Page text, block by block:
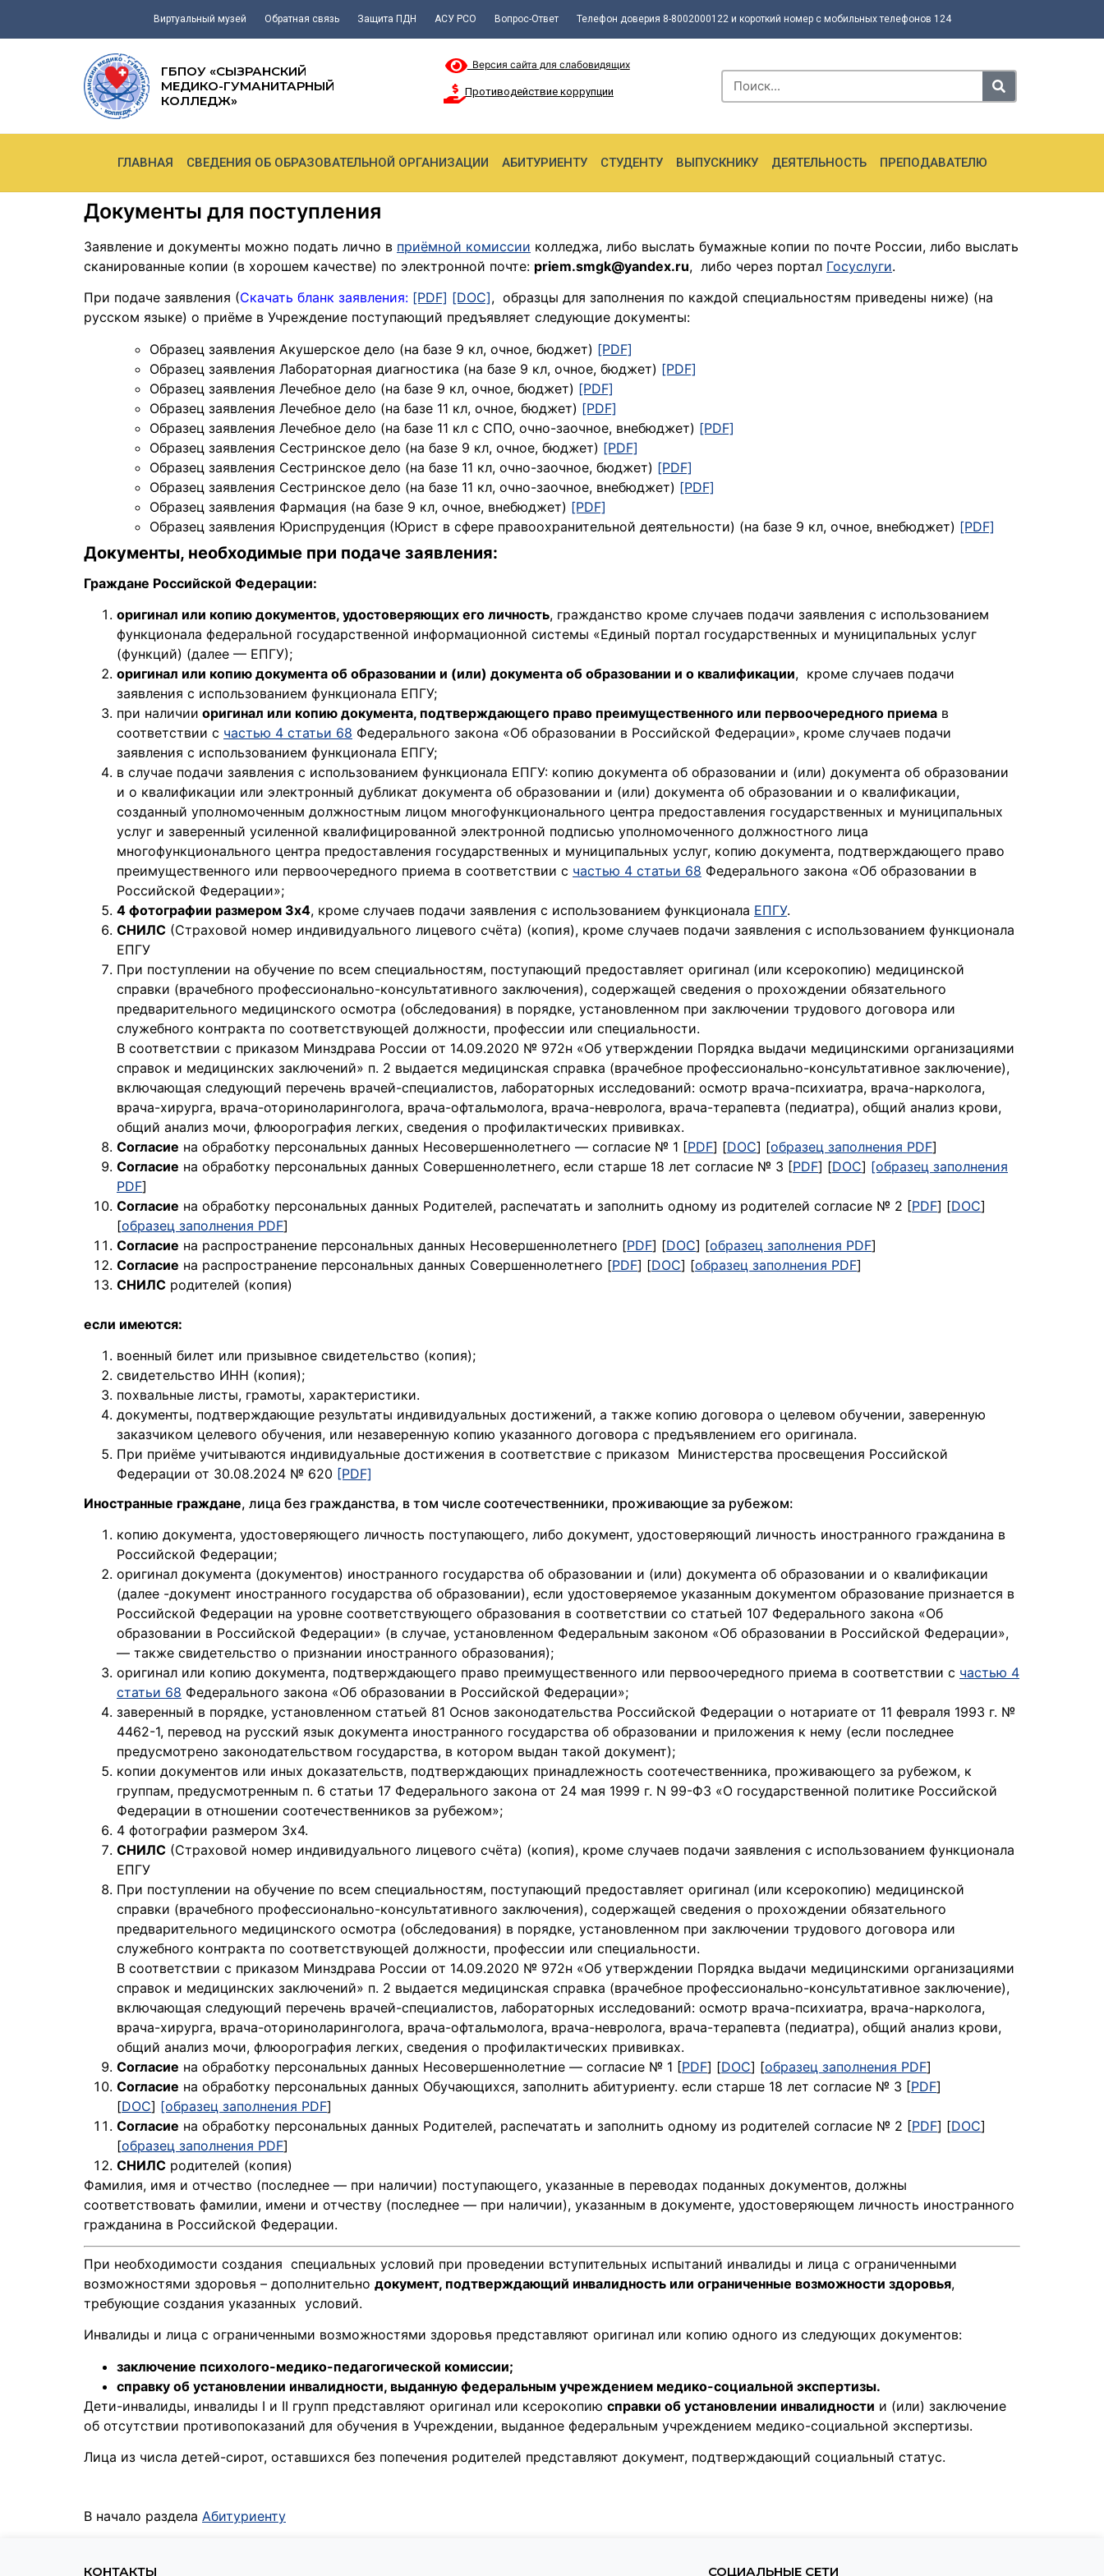
Виртуальный музей Обратная связь Защита ПДН АСУ РСО Вопрос-Ответ Телефон доверия 8-8002000122 и короткий номер с мобильных телефонов 124
ГБПОУ «СЫЗРАНСКИЙ
МЕДИКО-ГУМАНИТАРНЫЙ
КОЛЛЕДЖ»
Версия сайта для слабовидящих
Противодействие коррупции
ГЛАВНАЯ СВЕДЕНИЯ ОБ ОБРАЗОВАТЕЛЬНОЙ ОРГАНИЗАЦИИ АБИТУРИЕНТУ СТУДЕНТУ ВЫПУСКНИКУ ДЕЯТЕЛЬНОСТЬ ПРЕПОДАВАТЕЛЮ
Документы для поступления
Заявление и документы можно подать лично в приёмной комиссии колледжа, либо выслать бумажные копии по почте России, либо выслать
сканированные копии (в хорошем качестве) по электронной почте: priem.smgk@yandex.ru, либо через портал Госуслуги.
При подаче заявления (Скачать бланк заявления: [PDF] [DOC], образцы для заполнения по каждой специальностям приведены ниже) (на
русском языке) о приёме в Учреждение поступающий предъявляет следующие документы:
Образец заявления Акушерское дело (на базе 9 кл, очное, бюджет) [PDF]
Образец заявления Лабораторная диагностика (на базе 9 кл, очное, бюджет) [PDF]
Образец заявления Лечебное дело (на базе 9 кл, очное, бюджет) [PDF]
Образец заявления Лечебное дело (на базе 11 кл, очное, бюджет) [PDF]
Образец заявления Лечебное дело (на базе 11 кл с СПО, очно-заочное, внебюджет) [PDF]
Образец заявления Сестринское дело (на базе 9 кл, очное, бюджет) [PDF]
Образец заявления Сестринское дело (на базе 11 кл, очно-заочное, бюджет) [PDF]
Образец заявления Сестринское дело (на базе 11 кл, очно-заочное, внебюджет) [PDF]
Образец заявления Фармация (на базе 9 кл, очное, внебюджет) [PDF]
Образец заявления Юриспруденция (Юрист в сфере правоохранительной деятельности) (на базе 9 кл, очное, внебюджет) [PDF]
Документы, необходимые при подаче заявления:
Граждане Российской Федерации:
оригинал или копию документов, удостоверяющих его личность, гражданство кроме случаев подачи заявления с использованием
функционала федеральной государственной информационной системы «Единый портал государственных и муниципальных услуг
(функций) (далее — ЕПГУ);
оригинал или копию документа об образовании и (или) документа об образовании и о квалификации, кроме случаев подачи
заявления с использованием функционала ЕПГУ;
при наличии оригинал или копию документа, подтверждающего право преимущественного или первоочередного приема в
соответствии с частью 4 статьи 68 Федерального закона «Об образовании в Российской Федерации», кроме случаев подачи
заявления с использованием функционала ЕПГУ;
в случае подачи заявления с использованием функционала ЕПГУ: копию документа об образовании и (или) документа об образовании
и о квалификации или электронный дубликат документа об образовании и (или) документа об образовании и о квалификации,
созданный уполномоченным должностным лицом многофункционального центра предоставления государственных и муниципальных
услуг и заверенный усиленной квалифицированной электронной подписью уполномоченного должностного лица
многофункционального центра предоставления государственных и муниципальных услуг, копию документа, подтверждающего право
преимущественного или первоочередного приема в соответствии с частью 4 статьи 68 Федерального закона «Об образовании в
Российской Федерации»;
4 фотографии размером 3х4, кроме случаев подачи заявления с использованием функционала ЕПГУ.
СНИЛС (Страховой номер индивидуального лицевого счёта) (копия), кроме случаев подачи заявления с использованием функционала
ЕПГУ
При поступлении на обучение по всем специальностям, поступающий предоставляет оригинал (или ксерокопию) медицинской
справки (врачебного профессионально-консультативного заключения), содержащей сведения о прохождении обязательного
предварительного медицинского осмотра (обследования) в порядке, установленном при заключении трудового договора или
служебного контракта по соответствующей должности, профессии или специальности.
В соответствии с приказом Минздрава России от 14.09.2020 № 972н «Об утверждении Порядка выдачи медицинскими организациями
справок и медицинских заключений» п. 2 выдается медицинская справка (врачебное профессионально-консультативное заключение),
включающая следующий перечень врачей-специалистов, лабораторных исследований: осмотр врача-психиатра, врача-нарколога,
врача-хирурга, врача-оториноларинголога, врача-офтальмолога, врача-невролога, врача-терапевта (педиатра), общий анализ крови,
общий анализ мочи, флюорография легких, сведения о профилактических прививках.
Согласие на обработку персональных данных Несовершеннолетнего — согласие № 1 [PDF] [DOC] [образец заполнения PDF]
Согласие на обработку персональных данных Совершеннолетнего, если старше 18 лет согласие № 3 [PDF] [DOC] [образец заполнения
PDF]
Согласие на обработку персональных данных Родителей, распечатать и заполнить одному из родителей согласие № 2 [PDF] [DOC]
[образец заполнения PDF]
Согласие на распространение персональных данных Несовершеннолетнего [PDF] [DOC] [образец заполнения PDF]
Согласие на распространение персональных данных Совершеннолетнего [PDF] [DOC] [образец заполнения PDF]
СНИЛС родителей (копия)
если имеются:
военный билет или призывное свидетельство (копия);
свидетельство ИНН (копия);
похвальные листы, грамоты, характеристики.
документы, подтверждающие результаты индивидуальных достижений, а также копию договора о целевом обучении, заверенную
заказчиком целевого обучения, или незаверенную копию указанного договора с предъявлением его оригинала.
При приёме учитываются индивидуальные достижения в соответствие с приказом Министерства просвещения Российской
Федерации от 30.08.2024 № 620 [PDF]
Иностранные граждане, лица без гражданства, в том числе соотечественники, проживающие за рубежом:
копию документа, удостоверяющего личность поступающего, либо документ, удостоверяющий личность иностранного гражданина в
Российской Федерации;
оригинал документа (документов) иностранного государства об образовании и (или) документа об образовании и о квалификации
(далее -документ иностранного государства об образовании), если удостоверяемое указанным документом образование признается в
Российской Федерации на уровне соответствующего образования в соответствии со статьей 107 Федерального закона «Об
образовании в Российской Федерации» (в случае, установленном Федеральным законом «Об образовании в Российской Федерации»,
— также свидетельство о признании иностранного образования);
оригинал или копию документа, подтверждающего право преимущественного или первоочередного приема в соответствии с частью 4
статьи 68 Федерального закона «Об образовании в Российской Федерации»;
заверенный в порядке, установленном статьей 81 Основ законодательства Российской Федерации о нотариате от 11 февраля 1993 г. №
4462-1, перевод на русский язык документа иностранного государства об образовании и приложения к нему (если последнее
предусмотрено законодательством государства, в котором выдан такой документ);
копии документов или иных доказательств, подтверждающих принадлежность соотечественника, проживающего за рубежом, к
группам, предусмотренным п. 6 статьи 17 Федерального закона от 24 мая 1999 г. N 99-ФЗ «О государственной политике Российской
Федерации в отношении соотечественников за рубежом»;
4 фотографии размером 3х4.
СНИЛС (Страховой номер индивидуального лицевого счёта) (копия), кроме случаев подачи заявления с использованием функционала
ЕПГУ
При поступлении на обучение по всем специальностям, поступающий предоставляет оригинал (или ксерокопию) медицинской
справки (врачебного профессионально-консультативного заключения), содержащей сведения о прохождении обязательного
предварительного медицинского осмотра (обследования) в порядке, установленном при заключении трудового договора или
служебного контракта по соответствующей должности, профессии или специальности.
В соответствии с приказом Минздрава России от 14.09.2020 № 972н «Об утверждении Порядка выдачи медицинскими организациями
справок и медицинских заключений» п. 2 выдается медицинская справка (врачебное профессионально-консультативное заключение),
включающая следующий перечень врачей-специалистов, лабораторных исследований: осмотр врача-психиатра, врача-нарколога,
врача-хирурга, врача-оториноларинголога, врача-офтальмолога, врача-невролога, врача-терапевта (педиатра), общий анализ крови,
общий анализ мочи, флюорография легких, сведения о профилактических прививках.
Согласие на обработку персональных данных Несовершеннолетние — согласие № 1 [PDF] [DOC] [образец заполнения PDF]
Согласие на обработку персональных данных Обучающихся, заполнить абитуриенту. если старше 18 лет согласие № 3 [PDF]
[DOC] [образец заполнения PDF]
Согласие на обработку персональных данных Родителей, распечатать и заполнить одному из родителей согласие № 2 [PDF] [DOC]
[образец заполнения PDF]
СНИЛС родителей (копия)
Фамилия, имя и отчество (последнее — при наличии) поступающего, указанные в переводах поданных документов, должны
соответствовать фамилии, имени и отчеству (последнее — при наличии), указанным в документе, удостоверяющем личность иностранного
гражданина в Российской Федерации.
При необходимости создания специальных условий при проведении вступительных испытаний инвалиды и лица с ограниченными
возможностями здоровья – дополнительно документ, подтверждающий инвалидность или ограниченные возможности здоровья,
требующие создания указанных условий.
Инвалиды и лица с ограниченными возможностями здоровья представляют оригинал или копию одного из следующих документов:
заключение психолого-медико-педагогической комиссии;
справку об установлении инвалидности, выданную федеральным учреждением медико-социальной экспертизы.
Дети-инвалиды, инвалиды I и II групп представляют оригинал или ксерокопию справки об установлении инвалидности и (или) заключение
об отсутствии противопоказаний для обучения в Учреждении, выданное федеральным учреждением медико-социальной экспертизы.
Лица из числа детей-сирот, оставшихся без попечения родителей представляют документ, подтверждающий социальный статус.
В начало раздела Абитуриенту
КОНТАКТЫ СОЦИАЛЬНЫЕ СЕТИ